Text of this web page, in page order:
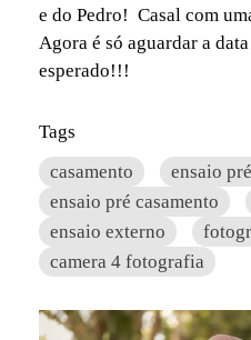
e do Pedro! Casal com
Agora é só aguardar a
esperado!!!
Tags
casamento
ensaio
ensaio pré casamento
ensaio externo
camera 4 fotografia